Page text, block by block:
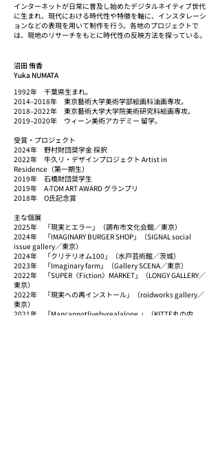
インターネットが日常に普及し始めたデジタルネイティブ世代
に生まれ、現代における時代性や特徴を軸に、インスタレーシ
ョンなどの表現を用いて制作を行う。各地のプロジェクトで
は、現地のリサーチをもとに時代性の反映方法を探っている。
沼田 侑香
Yuka NUMATA
1992年 千葉県生まれ。
2014–2018年 東京藝術大学美術学部絵画科油画専攻。
2018–2022年 東京藝術大学大学院美術研究科絵画専攻。
2019–2020年 ウィーン美術アカデミー 留学。
受賞・プロジェクト
2024年 野村財団奨学金 採択
2022年 牛久リ・デザインプロジェクト Artist in
Residence（第一期生）
2019年 石橋財団奨学生
2019年 A-TOM ART AWARD グランプリ
2018年 O氏記念賞
主な個展
2025年 「現実とエラー」（調布市文化会館／東京）
2024年 「IMAGINARY BURGER SHOP」（SIGNAL social
issue gallery／東京）
2024年 「クリテリオム100」（水戸芸術館／茨城）
2023年 「Imaginary farm」（Gallery SCENA／東京）
2022年 「SUPER〈Fiction〉MARKET」（LONGY GALLERY／
東京）
2022年 「現実への再インストール」（roidworks gallery／
東京）
2021年 「Mancannotlivebyrealalone.」（KITTE丸の内